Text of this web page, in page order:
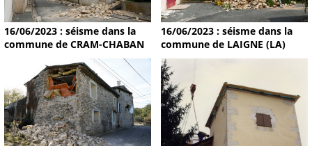
16/06/2023 : séisme dans la
commune de CRAM-CHABAN
16/06/2023 : séisme dans la
commune de LAIGNE (LA)